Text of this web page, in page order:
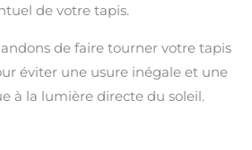
de votre tapis.
de faire tourner votre tapis
éviter une usure inégale et une
à la lumière directe du soleil.